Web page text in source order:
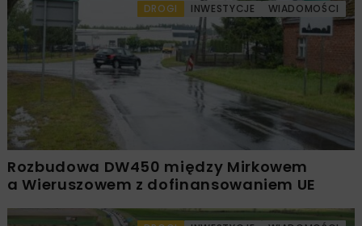
DROGI INWESTYCJE WIADOMOŚCI
Rozbudowa DW450 między Mirkowem
a Wieruszowem z dofinansowaniem UE